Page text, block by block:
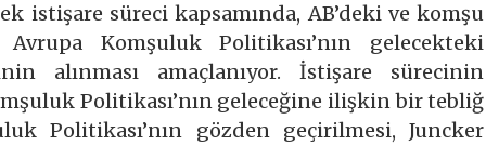
istişare süreci kapsamında, AB’deki ve komşu
Komşuluk Politikası’nın gelecekteki
alınması amaçlanıyor. İstişare sürecinin
Politikası’nın geleceğine ilişkin bir tebliğ
Politikası’nın gözden geçirilmesi, Juncker